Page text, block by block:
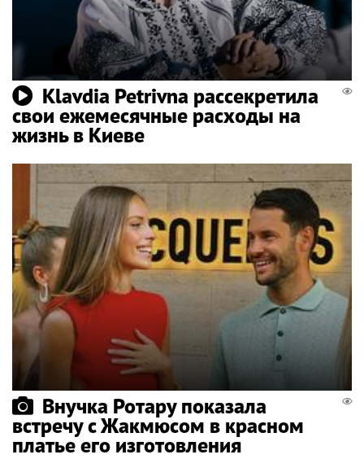
Klavdia Petrivna рассекретила
свои ежемесячные расходы на
жизнь в Киеве
Внучка Ротару показала
встречу с Жакмюсом в красном
платье его изготовления